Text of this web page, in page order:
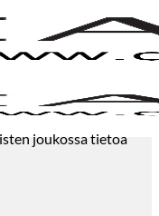
joukossa tietoa